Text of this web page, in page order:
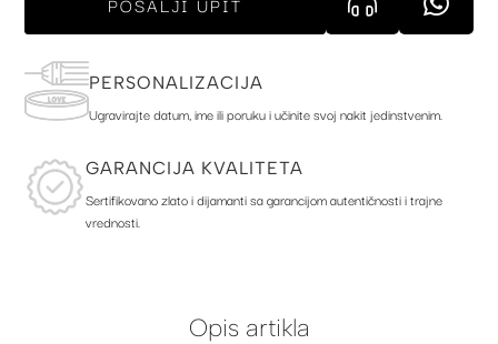
PERSONALIZACIJA
Ugravirajte datum, ime ili poruku i učinite svoj nakit jedinstvenim.
GARANCIJA KVALITETA
Sertifikovano zlato i dijamanti sa garancijom autentičnosti i trajne
vrednosti.
Opis artikla